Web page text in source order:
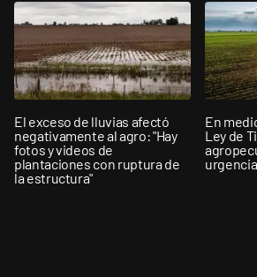
El exceso de lluvias afectó
negativamente al agro: "Hay
fotos y videos de
plantaciones con ruptura de
la estructura"
En
Ley de